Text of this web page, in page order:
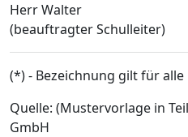
Herr Walter
(beauftragter Schulleiter)
(*) - Bezeichnung gilt für alle
Quelle: (Mustervorlage in
GmbH